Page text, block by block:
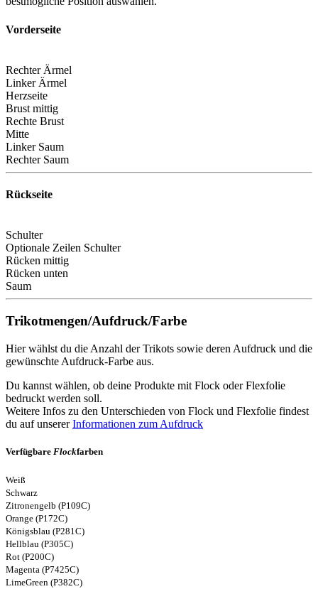
Vorderseite
Rechter Ärmel
Linker Ärmel
Herzseite
Brust mittig
Rechte Brust
Mitte
Linker Saum
Rechter Saum
Rückseite
Schulter
Optionale Zeilen Schulter
Rücken mittig
Rücken unten
Saum
Trikotmengen/Aufdruck/Farbe
Hier wählst du die Anzahl der Trikots sowie deren Aufdruck und die
gewünschte Aufdruck-Farbe aus.
Du kannst wählen, ob deine Produkte mit Flock oder Flexfolie
bedruckt werden soll.
Weitere Infos zu den Unterschieden von Flock und Flexfolie findest
du auf unsererInformationen zum Aufdruck
Verfügbare Flockfarben
Weiß
Schwarz
Zitronengelb (P109C)
Orange (P172C)
Königsblau (P281C)
Hellblau (P305C)
Rot (P200C)
Magenta (P7425C)
LimeGreen (P382C)